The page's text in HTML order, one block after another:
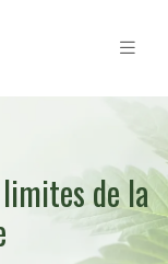
de la